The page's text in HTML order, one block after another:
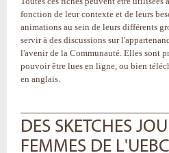
fonction de leur contexte et de leurs
animations au sein de leurs différents
servir à des discussions sur
l'avenir de la Communauté. Elles sont
pouvoir être lues en ligne, ou bien
en anglais.
DES SKETCHES
FEMMES DE L'UEBC